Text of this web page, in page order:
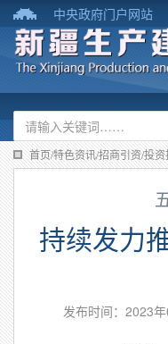
中央政府门户网站
首页/特色资讯/招商引资/投
持续发力
发布时间：2023